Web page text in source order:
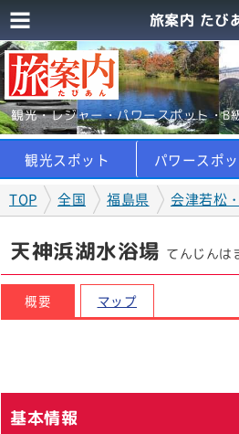
旅案内 たび
観光・レジャー・パワースポット・B
観光スポット パワースポ
TOP
全国 福島県 会津若松
天神浜湖水浴場 てんじんは
概要 マップ
基本情報